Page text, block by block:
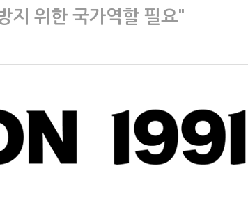
지 위한 국가역할 필요"